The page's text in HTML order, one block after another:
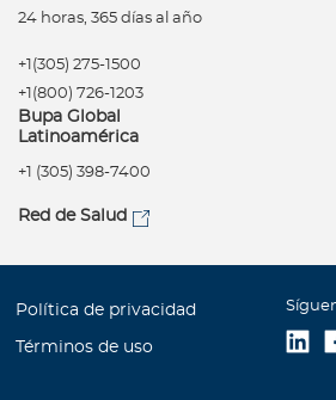
24 horas, 365 días al año
+1(305) 275-1500
+1(800) 726-1203
Bupa Global
Latinoamérica
+1 (305) 398-7400
Red de Salud
Política de privacidad
Términos de uso